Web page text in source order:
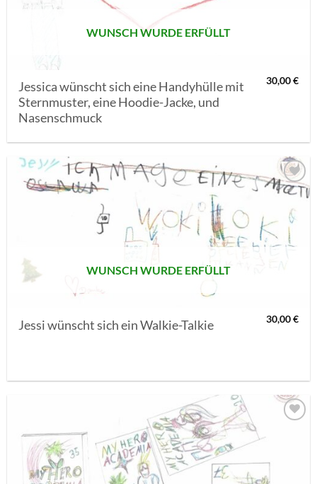
WUNSCH WURDE ERFÜLLT
Jessica wünscht sich eine Handyhülle mit
Sternmuster, eine Hoodie-Jacke, und
Nasenschmuck
30,00€
AUF MEINE
SETZEN
WUNSCH WURDE ERFÜLLT
Jessi wünscht sich ein Walkie-Talkie 30,00€
AUF MEINE
MERKLISTE